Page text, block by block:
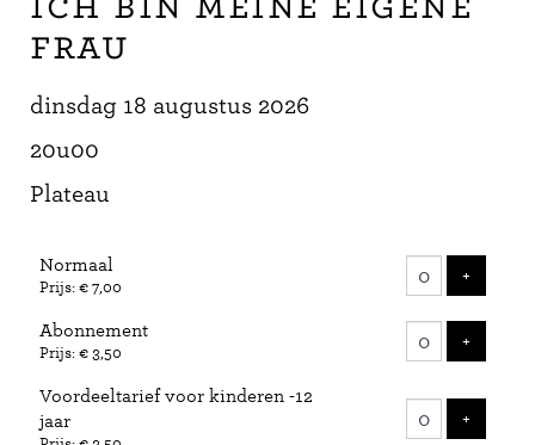
Frau
dinsdag 18 augustus 2026
20u00
Plateau
Normaal
Prijs: € 7,00
+
Abonnement
Prijs: € 3,50
+
Voordeeltarief voor kinderen -12
jaar
+